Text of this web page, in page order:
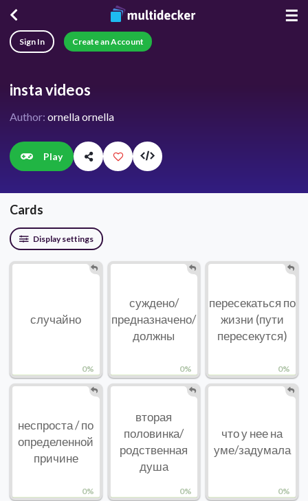
☰
Sign In Create an Account
insta videos
Author: ornella ornella
Play
Cards
Display settings
0%
случайно
0%
суждено/
предназначено/
должны
0%
пересекаться по
жизни (пути
пересекутся)
0%
неспроста / по
определенной
причине
0%
вторая
половинка/
родственная
душа
0%
что у нее на
уме/задумала